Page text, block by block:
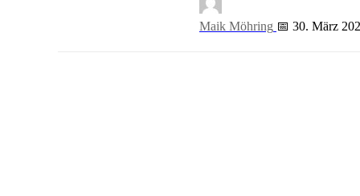
Maik Möhring 📅 30. März